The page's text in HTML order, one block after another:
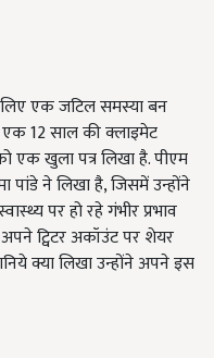
लिए एक जटिल समस्या बन
एक 12 साल की क्लाइमेट
एक खुला पत्र लिखा है. पीएम
पांडे ने लिखा है, जिसमें उन्होंने
पर हो रहे गंभीर प्रभाव
ट्विटर अकॉउंट पर शेयर
क्या लिखा उन्होंने अपने इस